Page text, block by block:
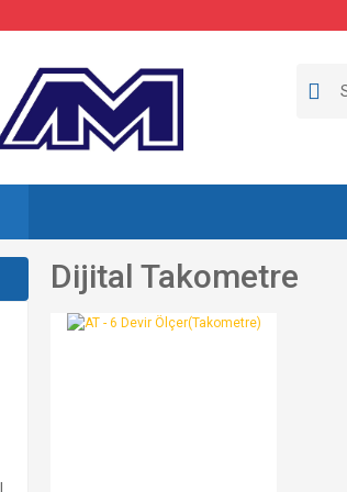
Dijital Takometre